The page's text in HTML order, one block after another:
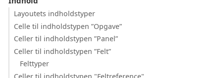
Layoutets indholdstyper
Celle til indholdstypen ”Opgave”
Celler til indholdstypen ”Panel”
Celler til indholdstypen ”Felt”
Felttyper
Celler til indholdstypen "Feltreference"